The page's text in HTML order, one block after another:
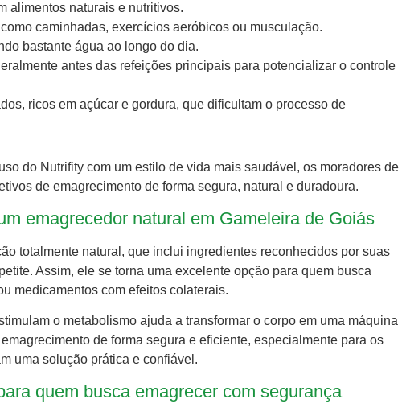
alimentos naturais e nutritivos.
caminhadas, exercícios aeróbicos ou musculação.
bastante água ao longo do dia.
antes das refeições principais para potencializar o controle
ricos em açúcar e gordura, que dificultam o processo de
do Nutrifity com um estilo de vida mais saudável, os moradores de
de emagrecimento de forma segura, natural e duradoura.
emagrecedor natural em Gameleira de Goiás
totalmente natural, que inclui ingredientes reconhecidos por suas
Assim, ele se torna uma excelente opção para quem busca
medicamentos com efeitos colaterais.
o metabolismo ajuda a transformar o corpo em uma máquina
de forma segura e eficiente, especialmente para os
uma solução prática e confiável.
quem busca emagrecer com segurança